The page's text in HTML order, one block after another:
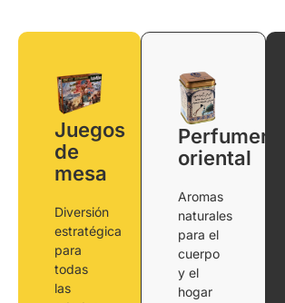
Juegos
de
mesa
Diversión
estratégica
para
todas
las
Perfumería
oriental
Aromas
naturales
para el
cuerpo
y el
hogar